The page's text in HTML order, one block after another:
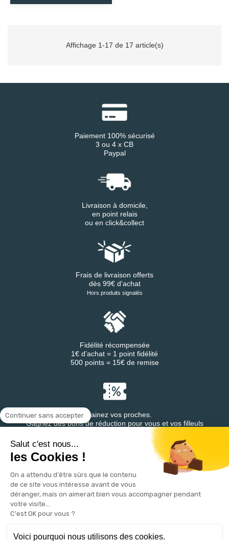
Continuer sans accepter
Salut c'est nous...
les Cookies !
On a attendu d'être sûrs que le contenu
de ce site vous intéresse avant de vous
déranger, mais on aimerait bien vous accompagner pendant
votre visite...
C'est OK pour vous ?
Voici pourquoi nous utilisons des cookies.
Affichage 1-17 de 17 article(s)
Paiement 100% sécurisé
3 ou 4 x CB
Paypal
Livraison à domicile,
en point relais
ou en click&collect
Frais de livraison offerts
dès 99€ d’achat
Hors produits signalés
Fidélité récompensée
1€ d’achat = 1 point fidélité
500 points = 15€ de remise
Parrainez vos proches.
Gagnez des bons de réduction pour vous et vos filleuls
Retrouvez DESTINEA® sur